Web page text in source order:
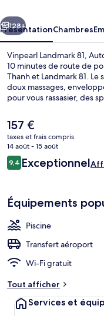
Collection
Suivant
128+
PrésentationChambres
Vinpearl Landmark 81,
10 minutes de route de
Thanh et Landmark 81.
doux massages,
pour vous rassasier, des
l'heure du petit déjeuner,
avantages de cet hôtel
bar en bord de piscine et
l'idéal pour des vacances
que du bien en ce qui
transports publics se
Le
prix
actuel
est
de
157 €
taxes et frais compris
14 août - 15 août
Avis
voyageurs
9,49,4 sur 10
Exceptionnel
Équipements
Piscine
Transfert aéroport
Wi-Fi gratuit
Tout afficher
Services et